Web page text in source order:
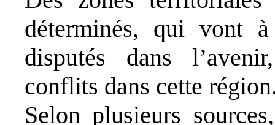
déterminés, qui vont
disputés dans
conflits dans cette
Selon plusieurs